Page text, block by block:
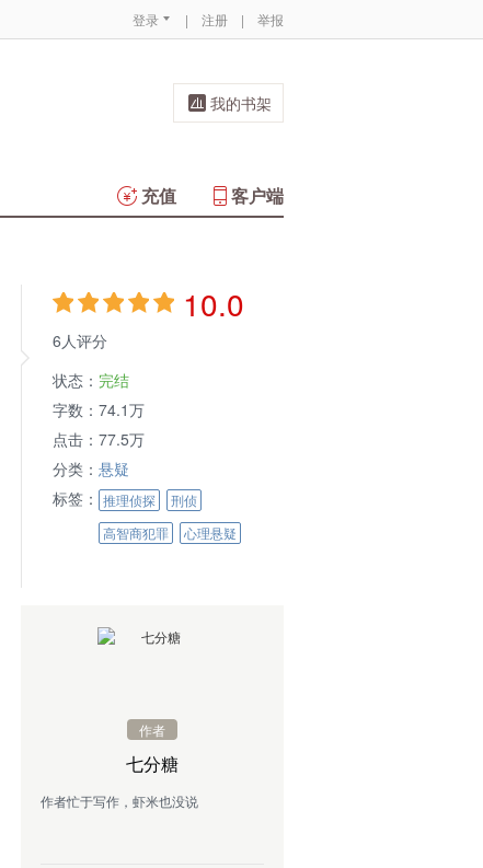
登录 | 注册 | 举报
我的书架
客户端
充值
10.0
6人评分
状态： 完结
字数： 74.1万
点击： 77.5万
分类： 悬疑
标签： 推理侦探
刑侦
高智商犯罪
心理悬疑
作者
七分糖
作者忙于写作，虾米也没说